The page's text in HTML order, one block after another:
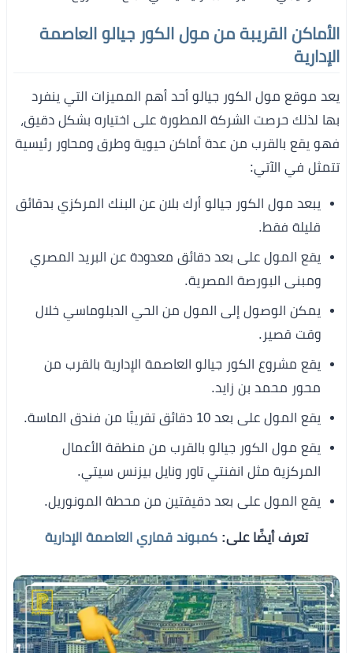
الأماكن القريبة من مول الكور جيالو العاصمة
الإدارية
يعد موقع مول الكور جيالو أحد أهم المميزات التي ينفرد
بها لذلك حرصت الشركة المطورة على اختياره بشكل دقيق،
فهو يقع بالقرب من عدة أماكن حيوية وطرق ومحاور رئيسية
تتمثل في الآتي:
يبعد مول الكور جيالو أرك بلان عن البنك المركزي بدقائق
قليلة فقط.
يقع المول على بعد دقائق معدودة عن البريد المصري
ومبنى البورصة المصرية.
يمكن الوصول إلى المول من الحي الدبلوماسي خلال
وقت قصير.
يقع مشروع الكور جيالو العاصمة الإدارية بالقرب من
محور محمد بن زايد.
يقع المول على بعد 10 دقائق تقريبًا من فندق الماسة.
يقع مول الكور جيالو بالقرب من منطقة الأعمال
المركزية مثل انفنتي تاور ونايل بيزنس سيتي.
يقع المول على بعد دقيقتين من محطة المونوريل.
تعرف أيضًا على: كمبوند قماري العاصمة الإدارية